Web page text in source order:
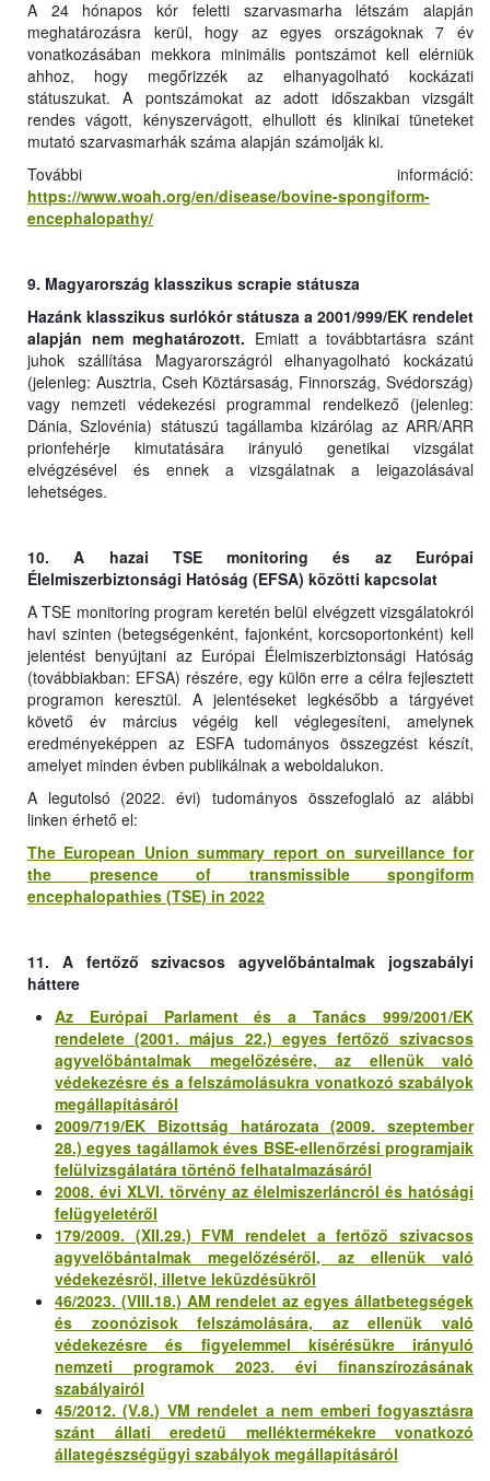
A 24 hónapos kór feletti szarvasmarha létszám alapján
meghatározásra kerül, hogy az egyes országoknak 7 év
vonatkozásában mekkora minimális pontszámot kell elérniük
ahhoz, hogy megőrizzék az elhanyagolható kockázati
státuszukat. A pontszámokat az adott időszakban vizsgált
rendes vágott, kényszervágott, elhullott és klinikai tüneteket
mutató szarvasmarhák száma alapján számolják ki.
További információ:
https://www.woah.org/en/disease/bovine-spongiform-
encephalopathy/
9. Magyarország klasszikus scrapie státusza
Hazánk klasszikus surlókór státusza a 2001/999/EK rendelet
alapján nem meghatározott. Emiatt a továbbtartásra szánt
juhok szállítása Magyarországról elhanyagolható kockázatú
(jelenleg: Ausztria, Cseh Köztársaság, Finnország, Svédország)
vagy nemzeti védekezési programmal rendelkező (jelenleg:
Dánia, Szlovénia) státuszú tagállamba kizárólag az ARR/ARR
prionfehérje kimutatására irányuló genetikai vizsgálat
elvégzésével és ennek a vizsgálatnak a leigazolásával
lehetséges.
10. A hazai TSE monitoring és az Európai
Élelmiszerbiztonsági Hatóság (EFSA) közötti kapcsolat
A TSE monitoring program keretén belül elvégzett vizsgálatokról
havi szinten (betegségenként, fajonként, korcsoportonként) kell
jelentést benyújtani az Európai Élelmiszerbiztonsági Hatóság
(továbbiakban: EFSA) részére, egy külön erre a célra fejlesztett
programon keresztül. A jelentéseket legkésőbb a tárgyévet
követő év március végéig kell véglegesíteni, amelynek
eredményeképpen az ESFA tudományos összegzést készít,
amelyet minden évben publikálnak a weboldalukon.
A legutolsó (2022. évi) tudományos összefoglaló az alábbi
linken érhető el:
The European Union summary report on surveillance for
the presence of transmissible spongiform
encephalopathies (TSE) in 2022
11. A fertőző szivacsos agyvelőbántalmak jogszabályi
háttere
Az Európai Parlament és a Tanács 999/2001/EK
rendelete (2001. május 22.) egyes fertőző szivacsos
agyvelőbántalmak megelőzésére, az ellenük való
védekezésre és a felszámolásukra vonatkozó szabályok
megállapításáról
2009/719/EK Bizottság határozata (2009. szeptember
28.) egyes tagállamok éves BSE-ellenőrzési programjaik
felülvizsgálatára történő felhatalmazásáról
2008. évi XLVI. törvény az élelmiszerláncról és hatósági
felügyeletéről
179/2009. (XII.29.) FVM rendelet a fertőző szivacsos
agyvelőbántalmak megelőzéséről, az ellenük való
védekezésről, illetve leküzdésükről
46/2023. (VIII.18.) AM rendelet az egyes állatbetegségek
és zoonózisok felszámolására, az ellenük való
védekezésre és figyelemmel kísérésükre irányuló
nemzeti programok 2023. évi finanszírozásának
szabályairól
45/2012. (V.8.) VM rendelet a nem emberi fogyasztásra
szánt állati eredetű melléktermékekre vonatkozó
állategészségügyi szabályok megállapításáról